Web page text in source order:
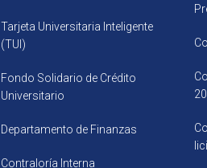
Tarjeta Universitaria Inteligente
(TUI)
Fondo Solidario de Crédito
Universitario
Departamento de Finanzas
Contraloría Interna